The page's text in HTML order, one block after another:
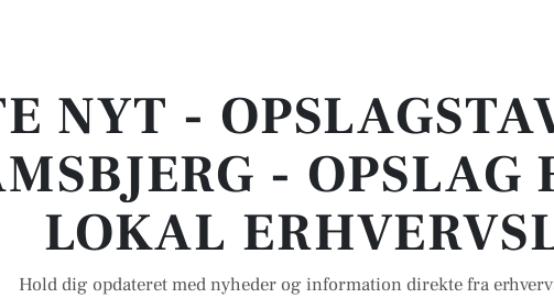
NYT -
- OPSLAG
LOKAL
Hold dig opdateret med nyheder og information direkte fra